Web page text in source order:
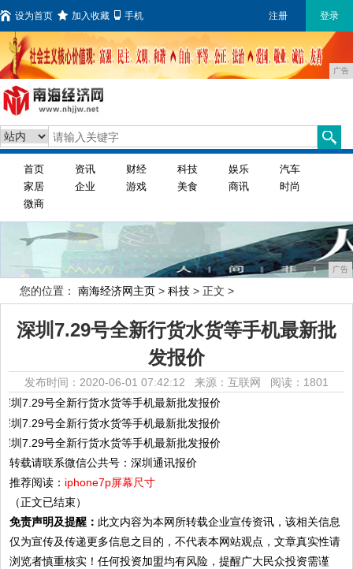
设为首页 加入收藏 手机 注册 登录
广告
首页 资讯 财经 科技 娱乐
汽车
家居
企业 游戏 美食 商讯
时尚
微商
广告
您的位置： 南海经济网主页 > 科技 > 正文 >
深圳7.29号全新行货水货等手机最新批
发报价
发布时间：2020-06-01 07:42:12 来源：互联网 阅读：1801
转载请联系微信公共号：深圳通讯报价
推荐阅读： iphone7p屏幕尺寸
（正文已结束）
免责声明及提醒： 此文内容为本网所转载企业宣传资讯，该相关信息
仅为宣传及传递更多信息之目的，不代表本网站观点，文章真实性请
浏览者慎重核实！任何投资加盟均有风险，提醒广大民众投资需谨